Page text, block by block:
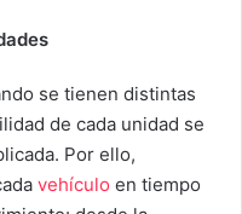
se tienen distintas
de cada unidad se
Por ello,
vehículo en tiempo